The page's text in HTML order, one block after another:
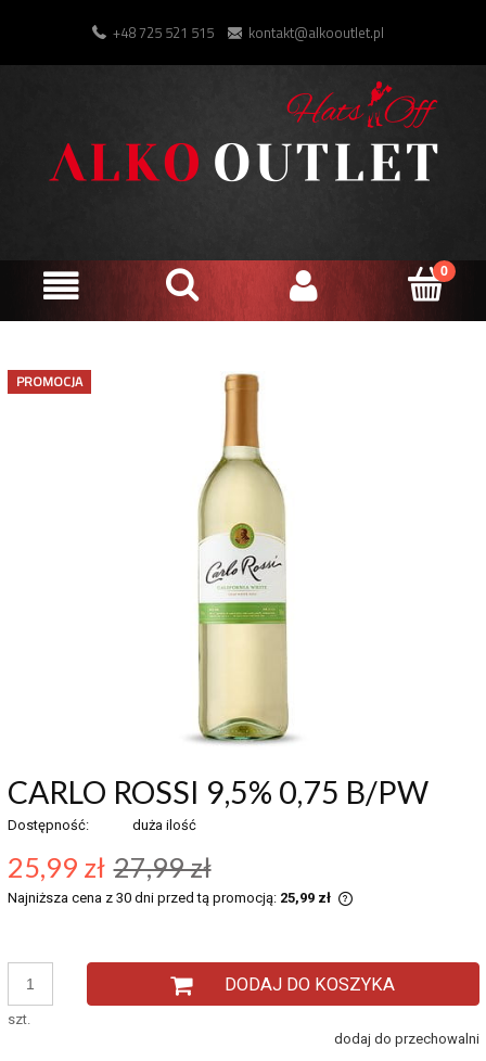
+48 725 521 515 kontakt@alkooutlet.pl
PROMOCJA
CARLO ROSSI 9,5% 0,75 B/PW
Dostępność: duża ilość
25,99 zł 27,99 zł
Najniższa cena z 30 dni przed tą promocją: 25,99 zł
momentu, kiedy
sprzedaży.
szt.
DODAJ DO KOSZYKA
dodaj do przechowalni